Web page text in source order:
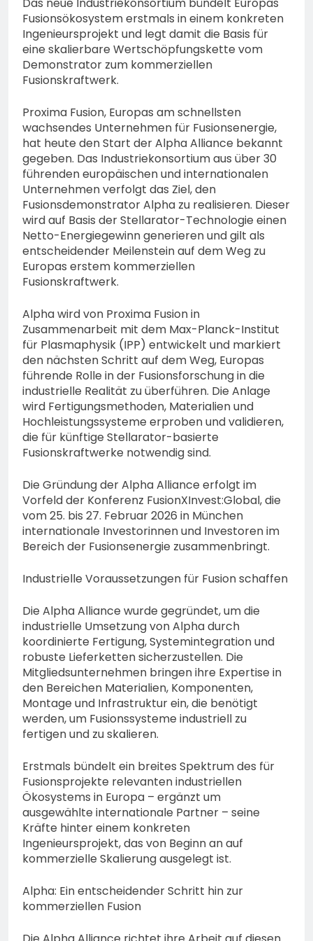
Lauterbach hat einen
neuen Leiter:
Amtseinführung von
Markus Höfer
6. August 2026
Fusionsökosystem erstmals in einem konkreten
Ingenieursprojekt und legt damit die Basis für
eine skalierbare Wertschöpfungskette vom
Demonstrator zum kommerziellen
Fusionskraftwerk.
Proxima Fusion, Europas am schnellsten
wachsendes Unternehmen für Fusionsenergie,
hat heute den Start der Alpha Alliance bekannt
gegeben. Das Industriekonsortium aus über 30
führenden europäischen und internationalen
Unternehmen verfolgt das Ziel, den
Fusionsdemonstrator Alpha zu realisieren. Dieser
wird auf Basis der Stellarator-Technologie einen
Netto-Energiegewinn generieren und gilt als
entscheidender Meilenstein auf dem Weg zu
Europas erstem kommerziellen
Fusionskraftwerk.
Alpha wird von Proxima Fusion in
Zusammenarbeit mit dem Max-Planck-Institut
für Plasmaphysik (IPP) entwickelt und markiert
den nächsten Schritt auf dem Weg, Europas
führende Rolle in der Fusionsforschung in die
industrielle Realität zu überführen. Die Anlage
wird Fertigungsmethoden, Materialien und
Hochleistungssysteme erproben und validieren,
die für künftige Stellarator-basierte
Fusionskraftwerke notwendig sind.
Die Gründung der Alpha Alliance erfolgt im
Vorfeld der Konferenz FusionXInvest:Global, die
vom 25. bis 27. Februar 2026 in München
internationale Investorinnen und Investoren im
Bereich der Fusionsenergie zusammenbringt.
Industrielle Voraussetzungen für Fusion schaffen
Die Alpha Alliance wurde gegründet, um die
industrielle Umsetzung von Alpha durch
koordinierte Fertigung, Systemintegration und
robuste Lieferketten sicherzustellen. Die
Mitgliedsunternehmen bringen ihre Expertise in
den Bereichen Materialien, Komponenten,
Montage und Infrastruktur ein, die benötigt
werden, um Fusionssysteme industriell zu
fertigen und zu skalieren.
Erstmals bündelt ein breites Spektrum des für
Fusionsprojekte relevanten industriellen
Ökosystems in Europa – ergänzt um
ausgewählte internationale Partner – seine
Kräfte hinter einem konkreten
Ingenieursprojekt, das von Beginn an auf
kommerzielle Skalierung ausgelegt ist.
Alpha: Ein entscheidender Schritt hin zur
kommerziellen Fusion